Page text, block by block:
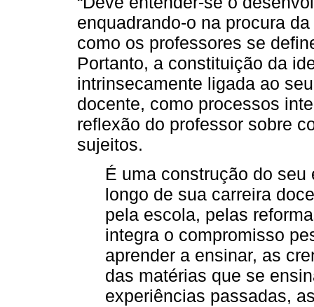
enquadrando-o na procura
como os professores se
Portanto, a constituição da
intrinsecamente ligada ao
docente, como processos
reflexão do professor sobre
sujeitos.
É uma construção do
longo de sua carreira
pela escola, pelas
integra o compromisso
aprender a ensinar, as
das matérias que se
experiências passadas,